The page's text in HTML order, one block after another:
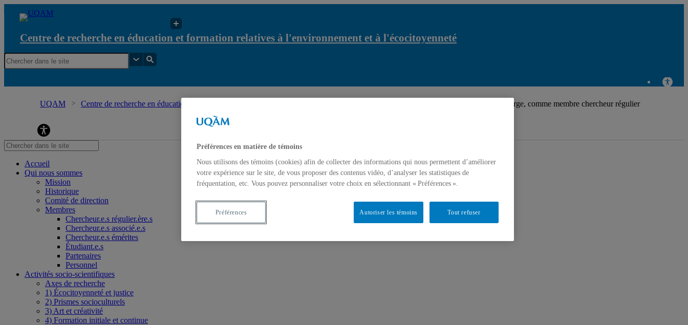
Centre de recherche en éducation et formation relatives à l'environnement et à l'écocitoyenneté
UQAM Centre de recherche en éducation et formation relatives à l'environnement et à l'écocitoyenneté Le Centr’ERE accueille Yves Laberge, comme membre chercheur régulier
Centre de recherche en éducation et formation relatives à l'environnement et à l'écocitoyenneté
Accueil
Qui nous sommes
Mission
Historique
Comité de direction
Membres
Chercheur.e.s régulier.ère.s
Chercheur.e.s associé.e.s
Chercheur.e.s émérites
Étudiant.e.s
Partenaires
Personnel
Activités socio-scientifiques
Axes de recherche
1) Écocitoyenneté et justice
2) Prismes socioculturels
3) Art et créativité
4) Formation initiale et continue
Préférences en matière de témoins
Nous utilisons des témoins (cookies) afin de collecter des informations qui nous permettent d’améliorer
votre expérience sur le site, de vous proposer des contenus vidéo, d’analyser les statistiques de
fréquentation, etc. Vous pouvez personnaliser votre choix en sélectionnant « Préférences ».
Tout refuser
Autoriser les témoins
Préférences